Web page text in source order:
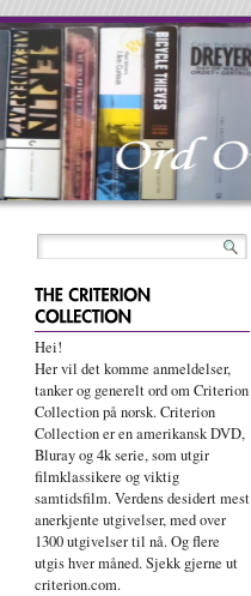
Hei!
Her vil det komme anmeldelser,
tanker og generelt ord om Criterion
Collection på norsk. Criterion
Collection er en amerikansk DVD,
Bluray og 4k serie, som utgir
filmklassikere og viktig
samtidsfilm. Verdens desidert mest
anerkjente utgivelser, med over
1300 utgivelser til nå. Og flere
utgis hver måned. Sjekk gjerne ut
criterion.com.